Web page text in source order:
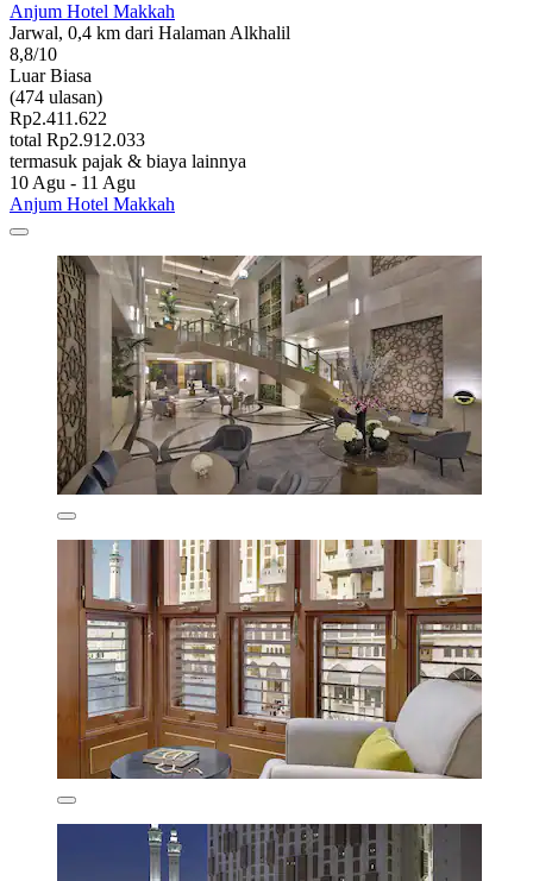
Anjum Hotel Makkah
Jarwal, 0,4 km dari Halaman Alkhalil
8,8/10
Luar Biasa
(474 ulasan)
Rp2.411.622
total Rp2.912.033
termasuk pajak & biaya lainnya
10 Agu - 11 Agu
Anjum Hotel Makkah